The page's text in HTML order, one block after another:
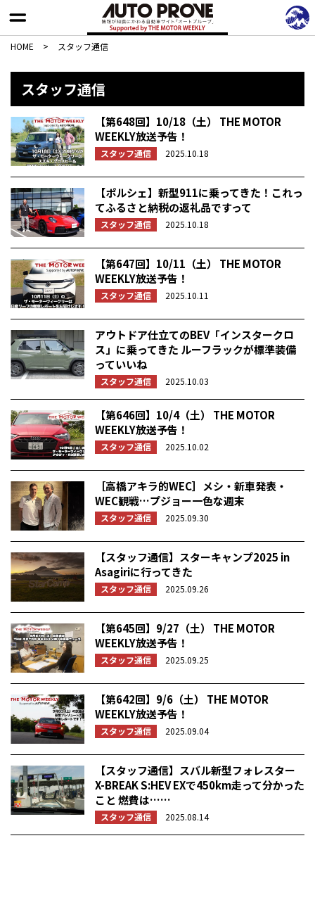
HOME > スタッフ通信
スタッフ通信
【第648回】10/18（土） THE MOTOR
WEEKLY放送予告！
スタッフ通信 2025.10.18
【ポルシェ】新型911に乗ってきた！これっ
てふるさと納税の返礼品ですって
スタッフ通信 2025.10.18
【第647回】10/11（土） THE MOTOR
WEEKLY放送予告！
スタッフ通信 2025.10.11
アウトドア仕立てのBEV「インスタークロ
ス」に乗ってきた ルーフラックが標準装備
っていいね
スタッフ通信 2025.10.03
【第646回】10/4（土） THE MOTOR
WEEKLY放送予告！
スタッフ通信 2025.10.02
［高橋アキラ的WEC］メシ・新車発表・
WEC観戦…プジョー一色な週末
スタッフ通信 2025.09.30
【スタッフ通信】スターキャンプ2025 in
Asagiriに行ってきた
スタッフ通信 2025.09.26
【第645回】9/27（土） THE MOTOR
WEEKLY放送予告！
スタッフ通信 2025.09.25
【第642回】9/6（土） THE MOTOR
WEEKLY放送予告！
スタッフ通信 2025.09.04
【スタッフ通信】スバル新型フォレスター
X-BREAK S:HEV EXで450km走って分かった
こと 燃費は……
スタッフ通信 2025.08.14